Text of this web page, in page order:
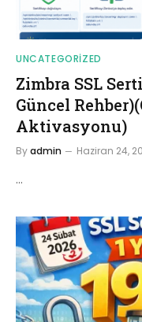
UNCATEGORIZED
Zimbra SSL
Güncel
Aktivasyonu)
Byadmin Haziran 24,
…